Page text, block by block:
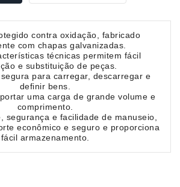
contra oxidação, fabricado
com chapas galvanizadas.
técnicas permitem fácil
e substituição de peças.
para carregar, descarregar e
definir bens.
uma carga de grande volume e
comprimento.
segurança e facilidade de manuseio,
econômico e seguro e proporciona
fácil armazenamento.